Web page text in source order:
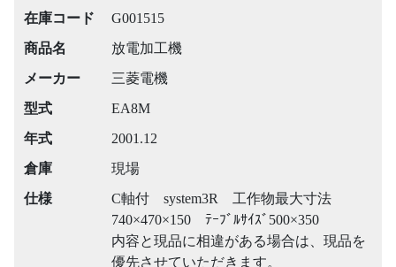
在庫コード
G001515
商品名
放電加工機
メーカー
三菱電機
型式
EA8M
年式
2001.12
倉庫
現場
仕様
C軸付 system3R 工作物最大寸法
740×470×150 ﾃｰﾌﾞﾙｻｲｽﾞ500×350
内容と現品に相違がある場合は、現品を
優先させていただきます。